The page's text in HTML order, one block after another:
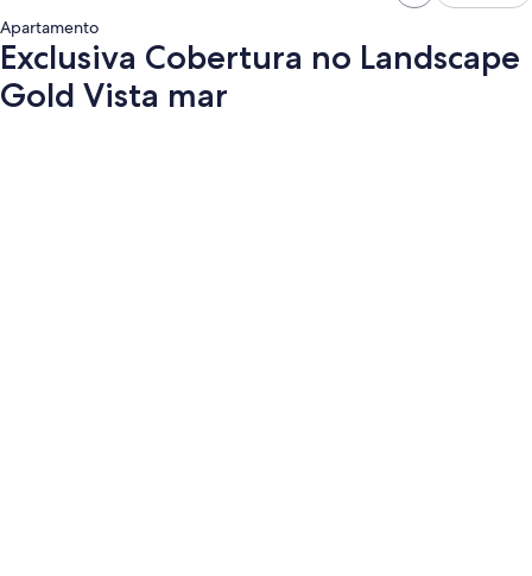
Apartamento
Exclusiva Cobertura no Landscape
Gold Vista mar